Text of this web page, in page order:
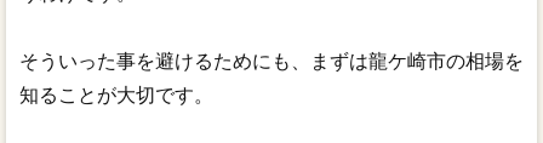
そういった事を避けるためにも、まずは龍ケ崎市の相場を
知ることが大切です。